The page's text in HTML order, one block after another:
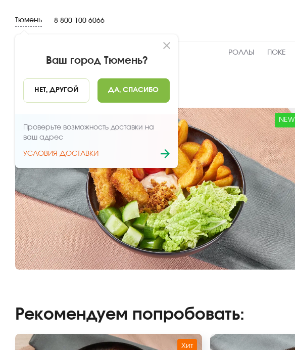
Тюмень
Ваш город Тюмень?
НЕТ, ДРУГОЙ ДА, СПАСИБО
Проверьте возможность доставки на
ваш адрес
УСЛОВИЯ ДОСТАВКИ
8 800 100 6066
РОЛЛЫ ПОКЕ
НАЗАД
NEW
Рекомендуем попробовать:
Хит